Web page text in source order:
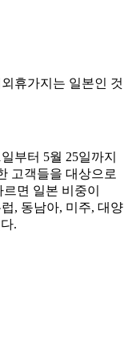
휴가지는 일본인 것
부터 5월 25일까지
고객들을 대상으로
면 일본 비중이
, 동남아, 미주, 대양
.